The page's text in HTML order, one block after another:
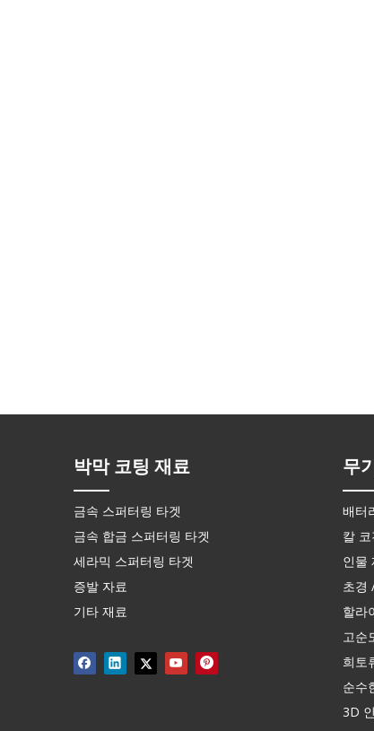
박막 코팅 재료
금속 스퍼터링 타겟
금속 합금 스퍼터링 타겟
세라믹 스퍼터링 타겟
증발 자료
기타 재료
무
배터
칼
인물
초경
할라
고순
희토
순수
3D